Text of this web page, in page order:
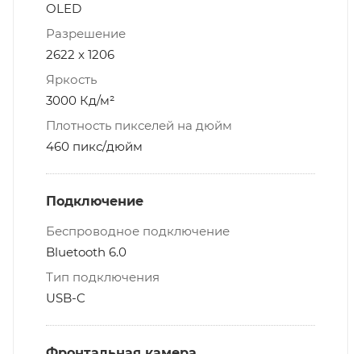
OLED
Разрешение
2622 x 1206
Яркость
3000 Кд/м²
Плотность пикселей на дюйм
460 пикс/дюйм
Подключение
Беспроводное подключение
Bluetooth 6.0
Тип подключения
USB-C